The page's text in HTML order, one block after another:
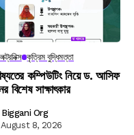
কৃত্রিম বুদ্ধিমত্তা
কম্পিউটিং নিয়ে ড. আসিফ
বিশেষ সাক্ষাৎকার
Biggani Org
August 8, 2026